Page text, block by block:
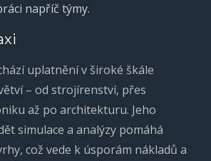
napříč týmy.
uplatnění v široké škále
– od strojírenství, přes
až po architekturu. Jeho
simulace a analýzy pomáhá
což vede k úsporám nákladů a